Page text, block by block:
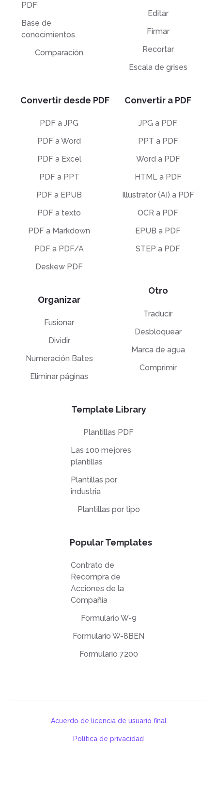
PDF
Base de
conocimientos
Comparación
Editar
Firmar
Recortar
Escala de grises
Convertir desde PDF
PDF a JPG
PDF a Word
PDF a Excel
PDF a PPT
PDF a EPUB
PDF a texto
PDF a Markdown
PDF a PDF/A
Deskew PDF
Organizar
Fusionar
Dividir
Numeración Bates
Eliminar páginas
Convertir a PDF
JPG a PDF
PPT a PDF
Word a PDF
HTML a PDF
Illustrator (AI) a PDF
OCR a PDF
EPUB a PDF
STEP a PDF
Otro
Traducir
Desbloquear
Marca de agua
Comprimir
Template Library
Plantillas PDF
Las 100 mejores
plantillas
Plantillas por
industria
Plantillas por tipo
Popular Templates
Contrato de
Recompra de
Acciones de la
Compañía
Formulario W-9
Formulario W-8BEN
Formulario 7200
Acuerdo de licencia de usuario final
Política de privacidad